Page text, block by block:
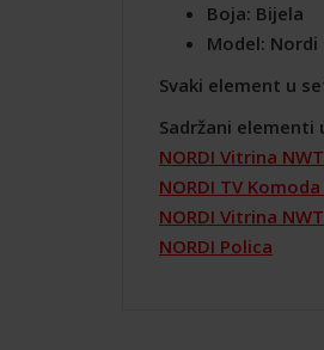
Boja: Bijela
Model: Nordi
Svaki element u
Sadržani elementi
NORDI Vitrina
NORDI TV
NORDI Vitrina
NORDI Polica